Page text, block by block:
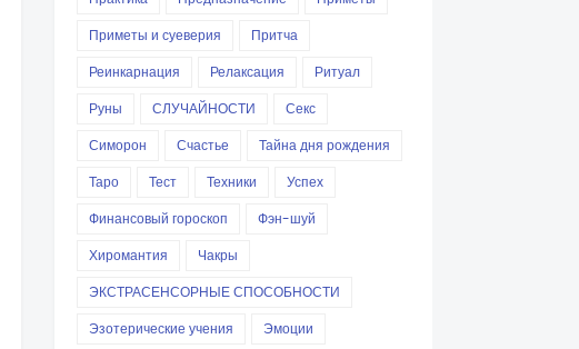
Приметы и суеверия
Притча
Реинкарнация
Релаксация
Ритуал
Руны
СЛУЧАЙНОСТИ
Секс
Симорон
Счастье
Тайна дня рождения
Таро
Тест Техники
Успех
Финансовый гороскоп
Фэн-шуй
Хиромантия
Чакры
ЭКСТРАСЕНСОРНЫЕ СПОСОБНОСТИ
Эзотерические учения
Эмоции